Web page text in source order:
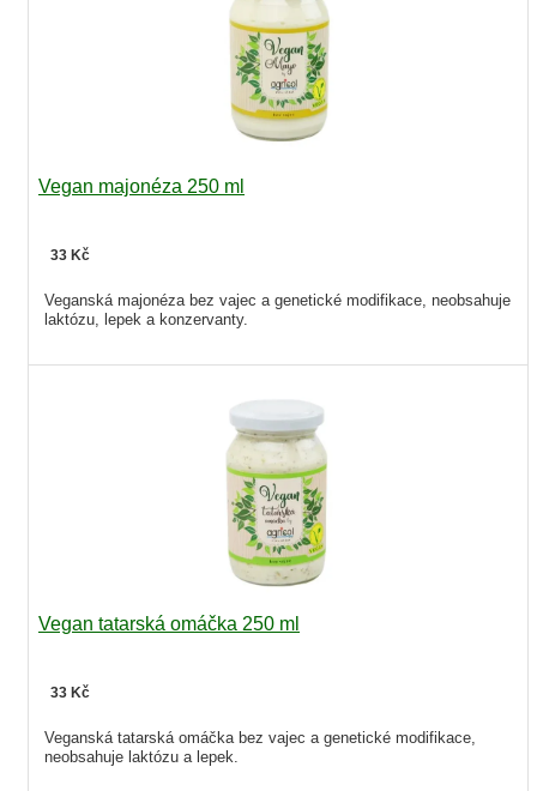
Vegan majonéza 250 ml
33 Kč
Veganská majonéza bez vajec a genetické modifikace, neobsahuje
laktózu, lepek a konzervanty.
Vegan tatarská omáčka 250 ml
33 Kč
Veganská tatarská omáčka bez vajec a genetické modifikace,
neobsahuje laktózu a lepek.